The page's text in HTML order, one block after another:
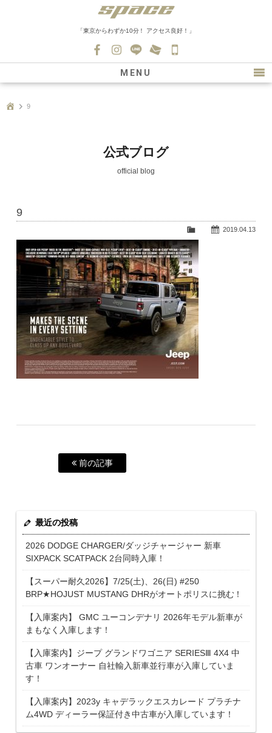
「東京からわずか10分！ アクセス良好！」
0139
MENU
新車情報
在庫車情報
会社紹介
スタッフ募集
9
公式ブログ
official blog
9
2019.04.13
前の記事
最近の投稿
2026 DODGE CHARGER/ダッジチャージャー 新車
SIXPACK SCATPACK 2台同時入庫！
【スーパー耐久2026】7/25(土)、26(日) #250
BRP★HOJUST MUSTANG DHRがオートポリスに挑む！
【入庫案内】 GMC ユーコンデナリ 2026年モデル新車が
まもなく入庫します！
【入庫案内】ジープ グランドワゴニア SERIESⅢ 4X4 中
古車 ワンオーナー 自社輸入新車並行車が入庫していま
す！
【入庫案内】2023y キャデラックエスカレード プラチナ
ム4WD ディーラー保証付き中古車が入庫しています！